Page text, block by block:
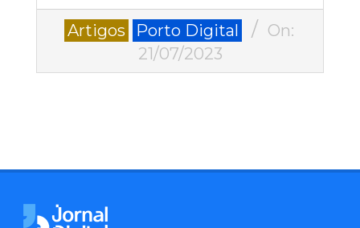
2023-
Artigos Porto Digital
On:
21/07/2023